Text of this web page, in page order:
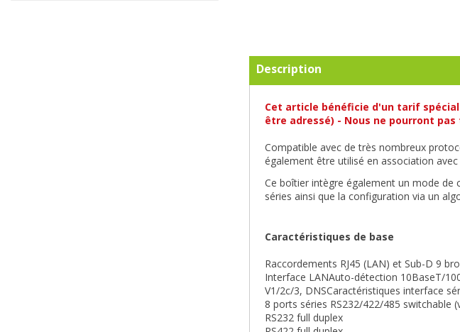
Description
Cet article bénéficie d'un tarif spécial
être adressé) - Nous ne pourront
Compatible avec de très nombreux
également être utilisé en association
Ce boîtier intègre également un mode de
séries ainsi que la configuration via un
Caractéristiques de base
Raccordements RJ45 (LAN) et Sub-D 9
Interface LANAuto-détection 10BaseT/
V1/2c/3, DNSCaractéristiques interface
8 ports séries RS232/422/485 switchable
RS232 full duplex